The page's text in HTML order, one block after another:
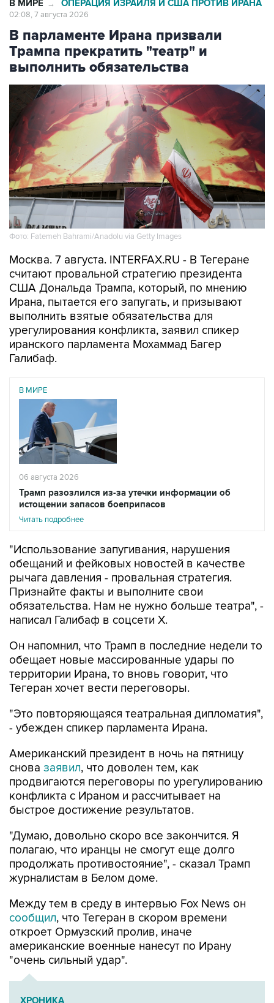
В парламенте Ирана призвали
Трампа прекратить "театр" и
выполнить обязательства
Фото: Fatemeh Bahrami/Anadolu via Getty Images
Москва. 7 августа. INTERFAX.RU - В Тегеране
США Дональда Трампа, который, по мнению
Ирана, пытается его запугать, и призывают
выполнить взятые обязательства для
урегулирования конфликта, заявил спикер
иранского парламента Мохаммад Багер
Галибаф.
В МИРЕ
06 августа 2026
Трамп разозлился из-за утечки информации об
истощении запасов боеприпасов
Читать подробнее
"Использование запугивания, нарушения
рычага давления - провальная стратегия.
Признайте факты и выполните свои
обязательства. Нам не нужно больше театра", -
написал Галибаф в соцсети X.
Он напомнил, что Трамп в последние недели то
территории Ирана, то вновь говорит, что
Тегеран хочет вести переговоры.
"Это повторяющаяся театральная дипломатия",
Американский президент в ночь на пятницу
продвигаются переговоры по урегулированию
конфликта с Ираном и рассчитывает на
быстрое достижение результатов.
"Думаю, довольно скоро все закончится. Я
продолжать противостояние", - сказал Трамп
журналистам в Белом доме.
Между тем в среду в интервью Fox News он
откроет Ормузский пролив, иначе
американские военные нанесут по Ирану
"очень сильный удар".
ХРОНИКА
Операция Израиля и США против Ирана